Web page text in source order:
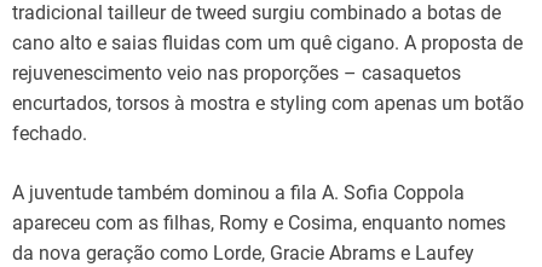
tradicional tailleur de tweed surgiu combinado a botas de
cano alto e saias fluidas com um quê cigano. A proposta de
rejuvenescimento veio nas proporções – casaquetos
encurtados, torsos à mostra e styling com apenas um botão
fechado.
A juventude também dominou a fila A. Sofia Coppola
apareceu com as filhas, Romy e Cosima, enquanto nomes
da nova geração como Lorde, Gracie Abrams e Laufey